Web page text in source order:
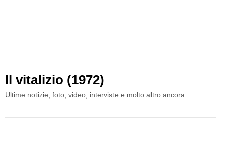
Il vitalizio (1972)
Ultime notizie, foto, video, interviste e molto altro ancora.